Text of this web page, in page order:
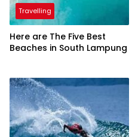
Travelling
Here are The Five Best
Beaches in South Lampung